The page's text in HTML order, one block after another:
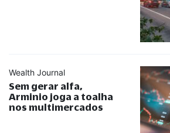
Wealth Journal
Sem gerar alfa,
Arminio joga a toalha
nos multimercados